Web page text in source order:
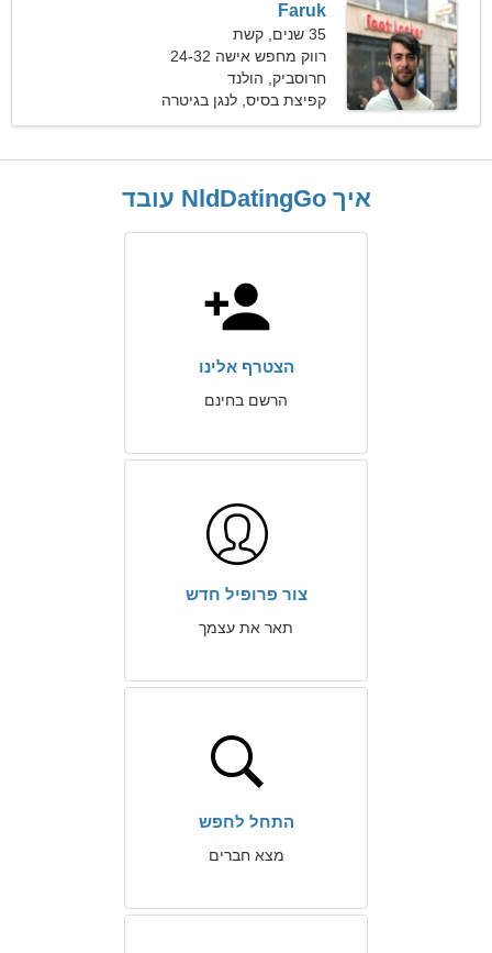
Faruk
35 שנים, קשת
רווק מחפש אישה 24-32
חרוסביק, הולנד
קפיצת בסיס, לנגן בגיטרה
איך NldDatingGo עובד
הצטרף אלינו
הרשם בחינם
צור פרופיל חדש
תאר את עצמך
התחל לחפש
מצא חברים